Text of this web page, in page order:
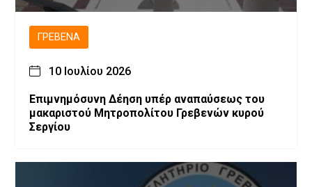
ΓΡΕΒΕΝΆ
10 Ιουλίου 2026
Επιμνημόσυνη Δέηση υπέρ αναπαύσεως του
μακαριστού Μητροπολίτου Γρεβενών κυρού
Σεργίου